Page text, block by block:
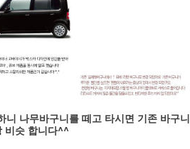
니 나무바구니를 떼고 타시면 기존 바구니
비슷 합니다^^